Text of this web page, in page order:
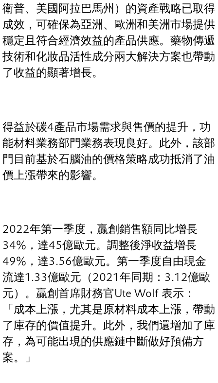
衛普、美國阿拉巴馬州）的資產戰略已取得
成效，可確保為亞洲、歐洲和美洲市場提供
穩定且符合經濟效益的產品供應。藥物傳遞
技術和化妝品活性成分兩大解決方案也帶動
了收益的顯著增長。
得益於碳4產品市場需求與售價的提升，功
能材料業務部門業務表現良好。此外，該部
門目前基於石腦油的價格策略成功抵消了油
價上漲帶來的影響。
2022年第一季度，贏創銷售額同比增長
34%，達45億歐元。調整後淨收益增長
49%，達3.56億歐元。第一季度自由現金
流達1.33億歐元（2021年同期：3.12億歐
元）。贏創首席財務官Ute Wolf 表示：
「成本上漲，尤其是原材料成本上漲，帶動
了庫存的價值提升。此外，我們還增加了庫
存，為可能出現的供應鏈中斷做好預備方
案。」